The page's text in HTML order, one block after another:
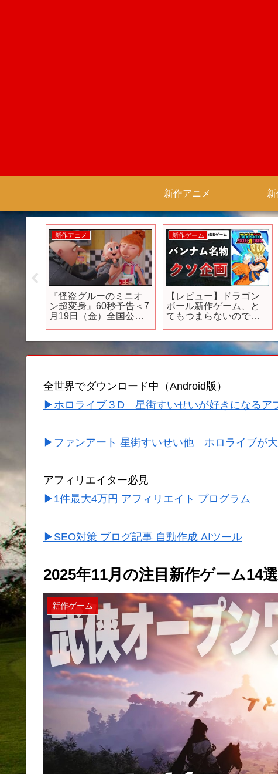
新作アニメ
新作アニメ
『怪盗グルーのミニオ
ン超変身』60秒予告＜7
月19日（金）全国公開
新作ゲーム
【レビュー】ドラゴン
ボール新作ゲーム、と
てもつまらないので理
全世界でダウンロード中（Android版）
▶ホロライブ３D 星街すいせいが好きになるア
▶ファンアート 星街すいせい他 ホロライブが大
アフィリエイター必見
▶1件最大4万円 アフィリエイト プログラム
▶SEO対策 ブログ記事 自動作成 AIツール
2025年11月の注目新作ゲーム14
新作ゲーム